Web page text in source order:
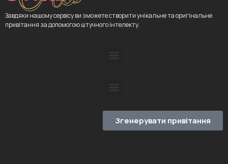
Завдяки нашому сервісу ви зможете створити унікальне та оригінальне
привітання за допомогою штучного інтелекту.
Згенерувати привітання